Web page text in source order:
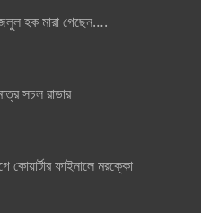
হক মারা গেছেন….
সচল রাডার
কোয়ার্টার ফাইনালে মরক্কো